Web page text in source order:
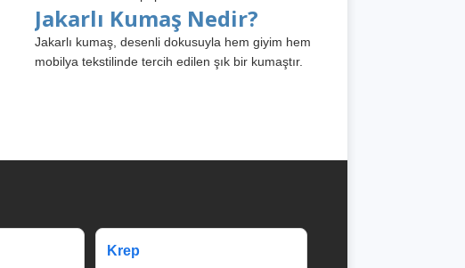
Jakarlı Kumaş Nedir?
Jakarlı kumaş, desenli dokusuyla hem giyim hem
mobilya tekstilinde tercih edilen şık bir kumaştır.
Krep